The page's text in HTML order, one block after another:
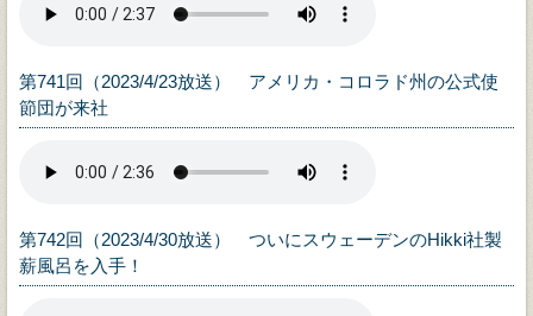
第741回（2023/4/23放送） アメリカ・コロラド州の公式使
節団が来社
第742回（2023/4/30放送） ついにスウェーデンのHikki社製
薪風呂を入手！